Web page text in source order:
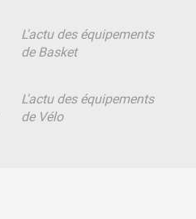
L'actu des équipements
de Basket
L'actu des équipements
de Vélo